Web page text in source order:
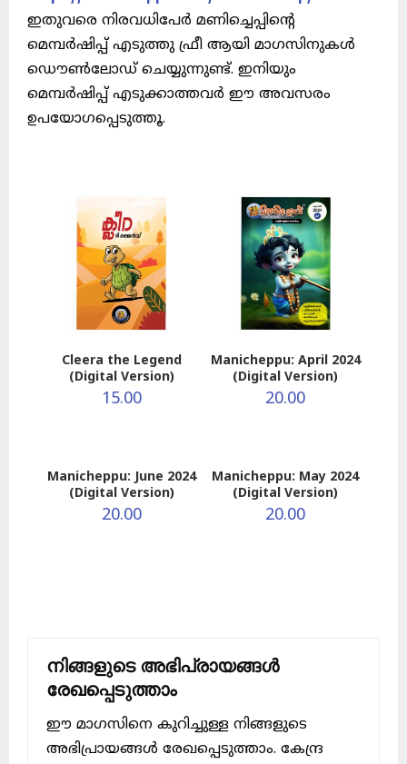
ഇതുവരെ നിരവധിപേർ മണിച്ചെപ്പിന്റെ
മെമ്പർഷിപ്പ് എടുത്തു ഫ്രീ ആയി മാഗസിനുകൾ
ഡൌൺലോഡ് ചെയ്യുന്നുണ്ട്. ഇനിയും
മെമ്പർഷിപ്പ് എടുക്കാത്തവർ ഈ അവസരം
ഉപയോഗപ്പെടുത്തൂ.
Cleera the Legend
(Digital Version)
15.00
Manicheppu: April 2024
(Digital Version)
20.00
Manicheppu: June 2024
(Digital Version)
20.00
Manicheppu: May 2024
(Digital Version)
20.00
നിങ്ങളുടെ അഭിപ്രായങ്ങൾ
രേഖപ്പെടുത്താം
ഈ മാഗസിനെ കുറിച്ചുള്ള നിങ്ങളുടെ
അഭിപ്രായങ്ങൾ രേഖപ്പെടുത്താം. കേന്ദ്ര